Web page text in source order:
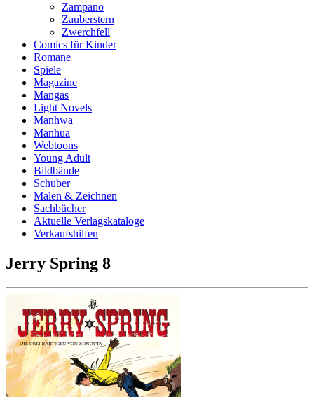
Zampano
Zauberstern
Zwerchfell
Comics für Kinder
Romane
Spiele
Magazine
Mangas
Light Novels
Manhwa
Manhua
Webtoons
Young Adult
Bildbände
Schuber
Malen & Zeichnen
Sachbücher
Aktuelle Verlagskataloge
Verkaufshilfen
Jerry Spring 8